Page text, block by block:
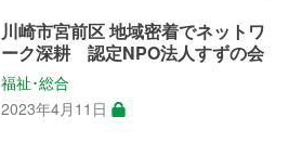
川崎市宮前区 地域密着でネットワ
ーク深耕 認定NPO法人すずの会
福祉･総合
2023年4月11日